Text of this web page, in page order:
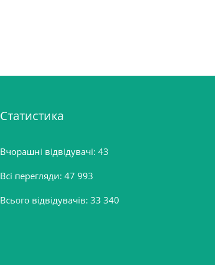
Статистика
Вчорашні відвідувачі: 43
Всі перегляди: 47 993
Всього відвідувачів: 33 340